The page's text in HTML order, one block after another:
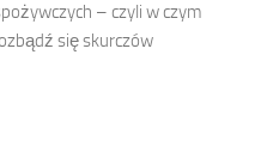
– czyli w czym
się skurczów